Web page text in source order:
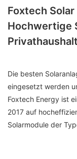
Foxtech
Hochwertige
Die besten
eingesetzt werden
Foxtech Energy ist
2017 auf
Solarmodule der